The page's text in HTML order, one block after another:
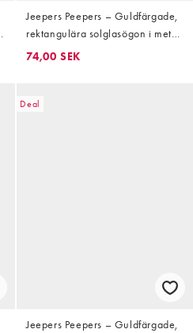
Jeepers Peepers – Guldfärgade,
rektangulära solglasögon i metall
med regnbågsfärgade glas
74,00 SEK
Deal
Jeepers Peepers – Guldfärgade,